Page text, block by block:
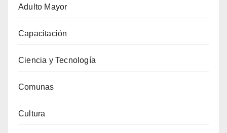
Adulto Mayor
Capacitación
Ciencia y Tecnología
Comunas
Cultura